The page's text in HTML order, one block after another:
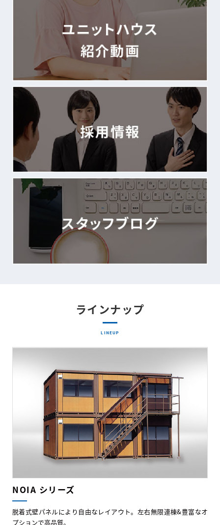
ラインナップ
LINEUP
NOIA シリーズ
脱着式壁パネルにより自由なレイアウト。左右無限連棟&豊富なオ
プションで高品質。